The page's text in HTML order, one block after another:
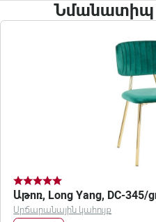
Նմանատիպ
Աթոռ, Long Yang, DC-345/
Սրճարանային կահույք